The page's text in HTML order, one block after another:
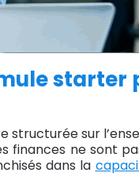
starter
structurée sur
finances ne sont
dans la